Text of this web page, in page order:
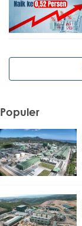
Populer